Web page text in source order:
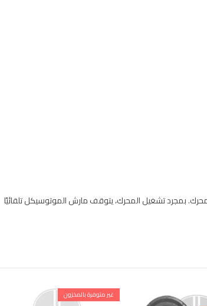
بمجرد تشغيل المحرك، يتوقف مارش الموتوسيكل تلقائيًا
غير متوفرة بالمخزون